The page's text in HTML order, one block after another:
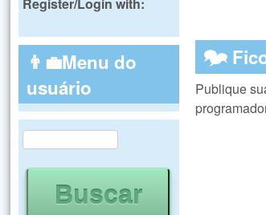
🗫
Publique
👨‍💼Menu do
usuário
Formulário de busca
Buscar